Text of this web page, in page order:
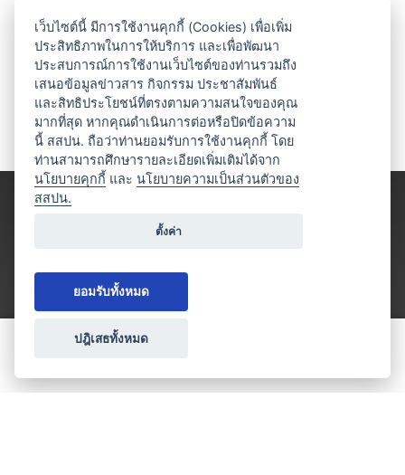
ประเภทธุรกิจไมซ์
เว็บไซต์นี้ มีการใช้งานคุกกี้ (Cookies) เพื่อเพิ่ม
ประสิทธิภาพในการให้บริการ และเพื่อพัฒนา
ประสบการณ์การใช้งานเว็บไซต์ของท่านรวมถึง
เสนอข้อมูลข่าวสาร กิจกรรม ประชาสัมพันธ์
และสิทธิประโยชน์ที่ตรงตามความสนใจของคุณ
มากที่สุด หากคุณดำเนินการต่อหรือปิดข้อความ
นี้ สสปน. ถือว่าท่านยอมรับการใช้งานคุกกี้ โดย
ท่านสามารถศึกษารายละเอียดเพิ่มเติมได้จาก
นโยบายคุกกี้ และนโยบายความเป็นส่วนตัวของ
สสปน.
ตั้งค่า
ยอมรับทั้งหมด
ปฎิเสธทั้งหมด